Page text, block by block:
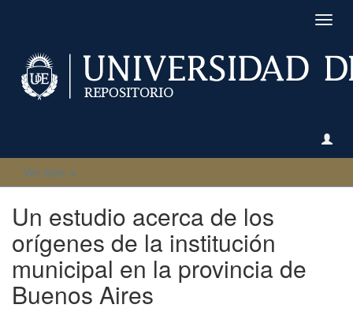
Ver ítem
Un estudio acerca de los
orígenes de la institución
municipal en la provincia de
Buenos Aires